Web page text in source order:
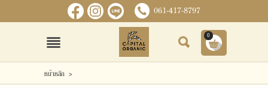
สมัครสมาชิก
061-417-8797
0
หน้าหลัก >